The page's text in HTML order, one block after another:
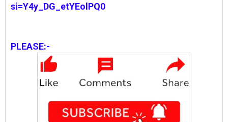
si=Y4y_DG_etYEolPQ0
PLEASE:-